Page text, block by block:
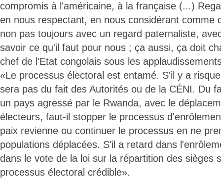
compromis à l'américaine, à la française (...)
en nous respectant, en nous considérant comme
non pas toujours avec un regard paternaliste,
savoir ce qu'il faut pour nous ; ça aussi, ça doit
chef de l'Etat congolais sous les
«Le processus électoral est entamé. S'il y a
sera pas du fait des Autorités ou de la CÉNI. Du
un pays agressé par le Rwanda, avec le
électeurs, faut-il stopper le processus
paix revienne ou continuer le processus en ne
populations déplacées. S'il a retard dans
dans le vote de la loi sur la répartition des sièges
processus électoral crédible».